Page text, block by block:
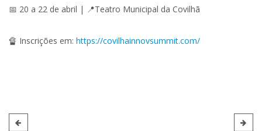
📅 20 a 22 de abril | 📍Teatro Municipal da Covilhã
🔏 Inscrições em: https://covilhainnovsummit.com/